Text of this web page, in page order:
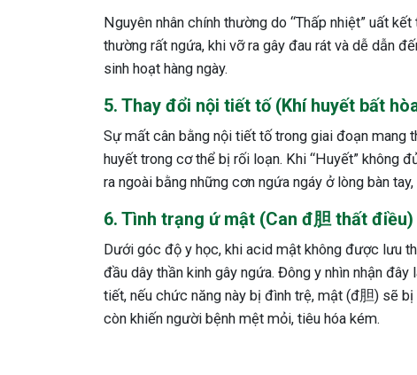
Nguyên nhân chính thường do “Thấp nhiệt” uất
thường rất ngứa, khi vỡ ra gây đau rát và dễ dẫn
sinh hoạt hàng ngày.
5. Thay đổi nội tiết tố (Khí huyết bất
Sự mất cân bằng nội tiết tố trong giai đoạn mang
huyết trong cơ thể bị rối loạn. Khi “Huyết” không
ra ngoài bằng những cơn ngứa ngáy ở lòng bàn
6. Tình trạng ứ mật (Can đ胆 thất điều)
Dưới góc độ y học, khi acid mật không được lưu
đầu dây thần kinh gây ngứa. Đông y nhìn nhận đây
tiết, nếu chức năng này bị đình trệ, mật (đ胆) sẽ
còn khiến người bệnh mệt mỏi, tiêu hóa kém.